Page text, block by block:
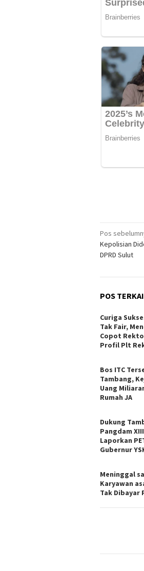
pos
Pos
Kepolisian
DPRD Sulut
POS
Curiga
Tak Fair,
Copot
Profil Plt
Bos ITC
Tambang,
Uang
Rumah JA
Dukung
Pangdam
Laporkan
Gubernur
Meninggal
Karyawan
Tak Dibayar